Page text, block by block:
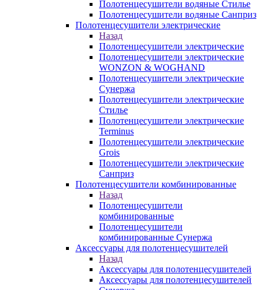
Полотенцесушители водяные Стилье
Полотенцесушители водяные Санприз
Полотенцесушители электрические
Назад
Полотенцесушители электрические
Полотенцесушители электрические
WONZON & WOGHAND
Полотенцесушители электрические
Сунержа
Полотенцесушители электрические
Стилье
Полотенцесушители электрические
Terminus
Полотенцесушители электрические
Grois
Полотенцесушители электрические
Санприз
Полотенцесушители комбинированные
Назад
Полотенцесушители
комбинированные
Полотенцесушители
комбинированные Сунержа
Аксессуары для полотенцесушителей
Назад
Аксессуары для полотенцесушителей
Аксессуары для полотенцесушителей